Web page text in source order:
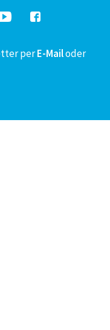
perE-Mailoder